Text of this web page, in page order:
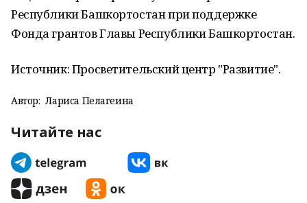
Республики Башкортостан при поддержке
Фонда грантов Главы Республики Башкортостан.
Источник: Просветительский центр "Развитие".
Автор: Лариса Пелагеина
Читайте нас